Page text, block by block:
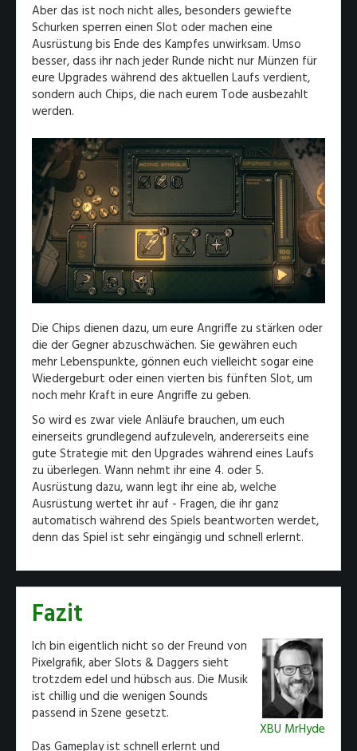
Aber das ist noch nicht alles, besonders gewiefte
Schurken sperren einen Slot oder machen eine
Ausrüstung bis Ende des Kampfes unwirksam. Umso
besser, dass ihr nach jeder Runde nicht nur Münzen für
eure Upgrades während des aktuellen Laufs verdient,
sondern auch Chips, die nach eurem Tode ausbezahlt
werden.
Die Chips dienen dazu, um eure Angriffe zu stärken oder
die der Gegner abzuschwächen. Sie gewähren euch
mehr Lebenspunkte, gönnen euch vielleicht sogar eine
Wiedergeburt oder einen vierten bis fünften Slot, um
noch mehr Kraft in eure Angriffe zu geben.
So wird es zwar viele Anläufe brauchen, um euch
einerseits grundlegend aufzuleveln, andererseits eine
gute Strategie mit den Upgrades während eines Laufs
zu überlegen. Wann nehmt ihr eine 4. oder 5.
Ausrüstung dazu, wann legt ihr eine ab, welche
Ausrüstung wertet ihr auf - Fragen, die ihr ganz
automatisch während des Spiels beantworten werdet,
denn das Spiel ist sehr eingängig und schnell erlernt.
Fazit
XBU MrHyde
Ich bin eigentlich nicht so der Freund von
Pixelgrafik, aber Slots & Daggers sieht
trotzdem edel und hübsch aus. Die Musik
ist chillig und die wenigen Sounds
passend in Szene gesetzt.
Das Gameplay ist schnell erlernt und